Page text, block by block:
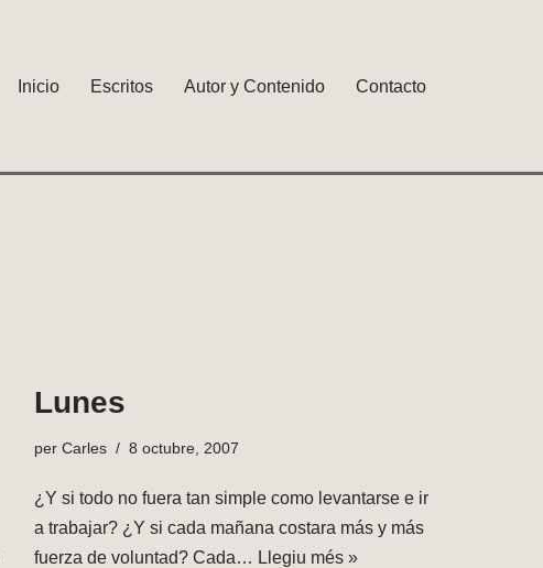
Inicio Escritos Autor y Contenido Contacto
Lunes
per Carles 8 octubre, 2007
¿Y si todo no fuera tan simple como levantarse e ir
a trabajar? ¿Y si cada mañana costara más y más
fuerza de voluntad? Cada… Llegiu més »